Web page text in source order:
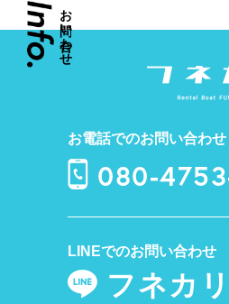
お
い
わ
せ
お電話でのお問い合わせ
080-
LINEでのお問い合わせ
フネカリ